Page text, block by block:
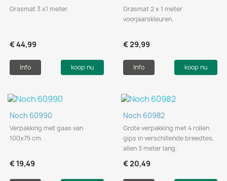
Grasmat 3 x1 meter.
€ 44,99
Info koop nu
Grasmat 2 x 1 meter
voorjaarskleuren.
€ 29,99
Info koop nu
Noch 60990
Verpakking met gaas van
100x75 cm.
€ 19,49
Noch 60982
Grote verpakking met 4 rollen
gips in verschillende breedtes,
allen 3 meter lang.
€ 20,49